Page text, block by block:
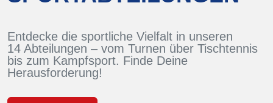
Entdecke die sportliche Vielfalt in unseren
14 Abteilungen – vom Turnen über Tischtennis
bis zum Kampfsport. Finde Deine
Herausforderung!